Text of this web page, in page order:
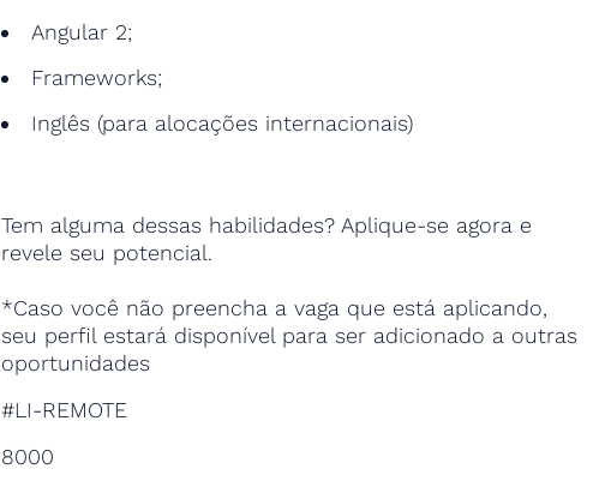
Angular 2;
Frameworks;
Inglês (para alocações internacionais)
Tem alguma dessas habilidades? Aplique-se agora e
revele seu potencial.
*Caso você não preencha a vaga que está aplicando,
seu perfil estará disponível para ser adicionado a outras
oportunidades
#LI-REMOTE
8000